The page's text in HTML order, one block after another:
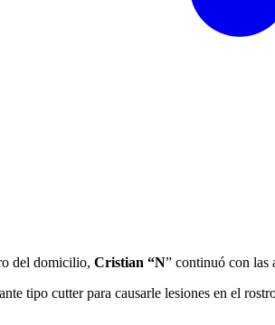
del domicilio, Cristian “N” continuó con las
tipo cutter para causarle lesiones en el